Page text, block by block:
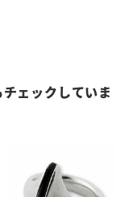
ェックしていま